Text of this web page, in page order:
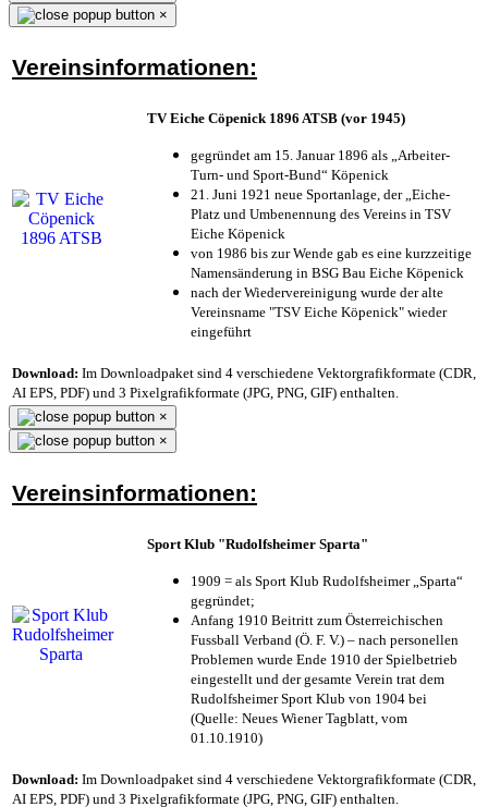
×
Vereinsinformationen:
TV Eiche Cöpenick 1896 ATSB (vor 1945)
gegründet am 15. Januar 1896 als „Arbeiter-
Turn- und Sport-Bund“ Köpenick
21. Juni 1921 neue Sportanlage, der „Eiche-
Platz und Umbenennung des Vereins in TSV
Eiche Köpenick
von 1986 bis zur Wende gab es eine kurzzeitige
Namensänderung in BSG Bau Eiche Köpenick
nach der Wiedervereinigung wurde der alte
Vereinsname "TSV Eiche Köpenick" wieder
eingeführt
Download: Im Downloadpaket sind 4 verschiedene Vektorgrafikformate (CDR,
AI EPS, PDF) und 3 Pixelgrafikformate (JPG, PNG, GIF) enthalten.
×
×
Vereinsinformationen:
Sport Klub "Rudolfsheimer Sparta"
1909 = als Sport Klub Rudolfsheimer „Sparta“
gegründet;
Anfang 1910 Beitritt zum Österreichischen
Fussball Verband (Ö. F. V.) – nach personellen
Problemen wurde Ende 1910 der Spielbetrieb
eingestellt und der gesamte Verein trat dem
Rudolfsheimer Sport Klub von 1904 bei
(Quelle: Neues Wiener Tagblatt, vom
01.10.1910)
Download: Im Downloadpaket sind 4 verschiedene Vektorgrafikformate (CDR,
AI EPS, PDF) und 3 Pixelgrafikformate (JPG, PNG, GIF) enthalten.